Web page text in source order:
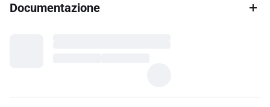
Documentazione